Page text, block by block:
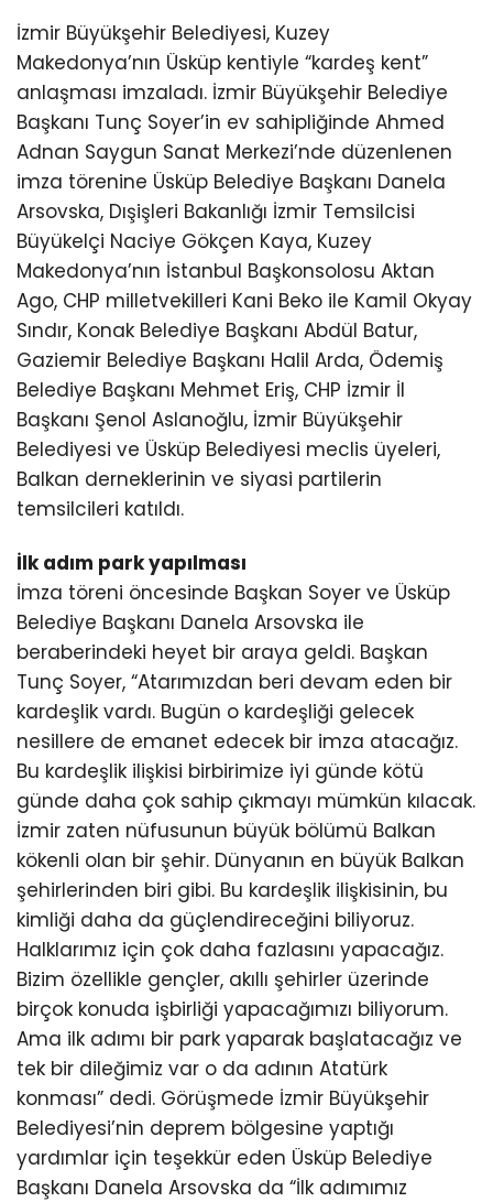
İzmir Büyükşehir Belediyesi, Kuzey
Makedonya’nın Üsküp kentiyle “kardeş kent”
anlaşması imzaladı. İzmir Büyükşehir Belediye
Başkanı Tunç Soyer’in ev sahipliğinde Ahmed
Adnan Saygun Sanat Merkezi’nde düzenlenen
imza törenine Üsküp Belediye Başkanı Danela
Arsovska, Dışişleri Bakanlığı İzmir Temsilcisi
Büyükelçi Naciye Gökçen Kaya, Kuzey
Makedonya’nın İstanbul Başkonsolosu Aktan
Ago, CHP milletvekilleri Kani Beko ile Kamil Okyay
Sındır, Konak Belediye Başkanı Abdül Batur,
Gaziemir Belediye Başkanı Halil Arda, Ödemiş
Belediye Başkanı Mehmet Eriş, CHP İzmir İl
Başkanı Şenol Aslanoğlu, İzmir Büyükşehir
Belediyesi ve Üsküp Belediyesi meclis üyeleri,
Balkan derneklerinin ve siyasi partilerin
temsilcileri katıldı.
İlk adım park yapılması
İmza töreni öncesinde Başkan Soyer ve Üsküp
Belediye Başkanı Danela Arsovska ile
beraberindeki heyet bir araya geldi. Başkan
Tunç Soyer, “Atarımızdan beri devam eden bir
kardeşlik vardı. Bugün o kardeşliği gelecek
nesillere de emanet edecek bir imza atacağız.
Bu kardeşlik ilişkisi birbirimize iyi günde kötü
günde daha çok sahip çıkmayı mümkün kılacak.
İzmir zaten nüfusunun büyük bölümü Balkan
kökenli olan bir şehir. Dünyanın en büyük Balkan
şehirlerinden biri gibi. Bu kardeşlik ilişkisinin, bu
kimliği daha da güçlendireceğini biliyoruz.
Halklarımız için çok daha fazlasını yapacağız.
Bizim özellikle gençler, akıllı şehirler üzerinde
birçok konuda işbirliği yapacağımızı biliyorum.
Ama ilk adımı bir park yaparak başlatacağız ve
tek bir dileğimiz var o da adının Atatürk
konması” dedi. Görüşmede İzmir Büyükşehir
Belediyesi’nin deprem bölgesine yaptığı
yardımlar için teşekkür eden Üsküp Belediye
Başkanı Danela Arsovska da “İlk adımımız